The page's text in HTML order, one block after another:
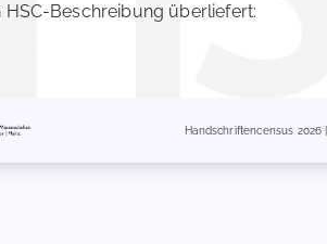
Beschreibung überliefert:
Handschriftencensus 2026 |